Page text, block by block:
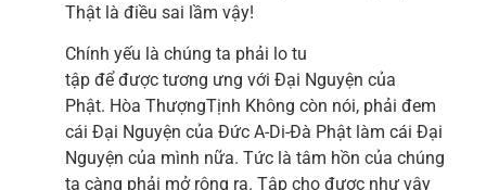
Thật là điều sai lầm vậy!
Chính yếu là chúng ta phải lo tu
tập để được tương ưng với Đại Nguyện của
Phật. Hòa ThượngTịnh Không còn nói, phải đem
cái Đại Nguyện của Đức A-Di-Đà Phật làm cái Đại
Nguyện của mình nữa. Tức là tâm hồn của chúng
ta càng phải mở rộng ra. Tập cho được như vậy